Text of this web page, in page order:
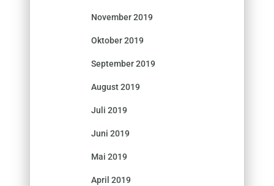
November 2019
Oktober 2019
September 2019
August 2019
Juli 2019
Juni 2019
Mai 2019
April 2019